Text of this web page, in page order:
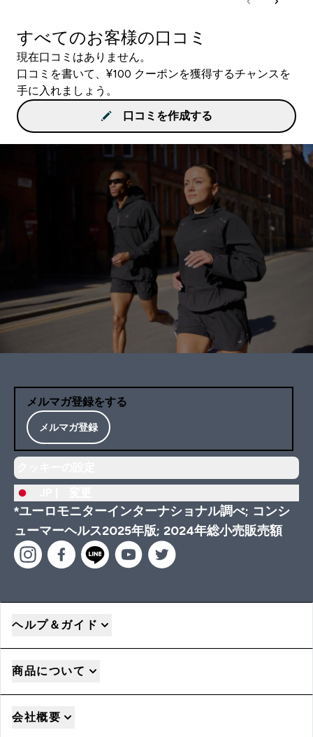
すべてのお客様の口コミ
現在口コミはありません。
口コミを書いて、¥100 クーポンを獲得するチャンスを
手に入れましょう。
口コミを作成する
メルマガ登録をする
メルマガ登録
*ユーロモニターインターナショナル調べ; コンシ
ューマーヘルス2025年版; 2024年総小売販売額
ヘルプ＆ガイド
商品について
会社概要